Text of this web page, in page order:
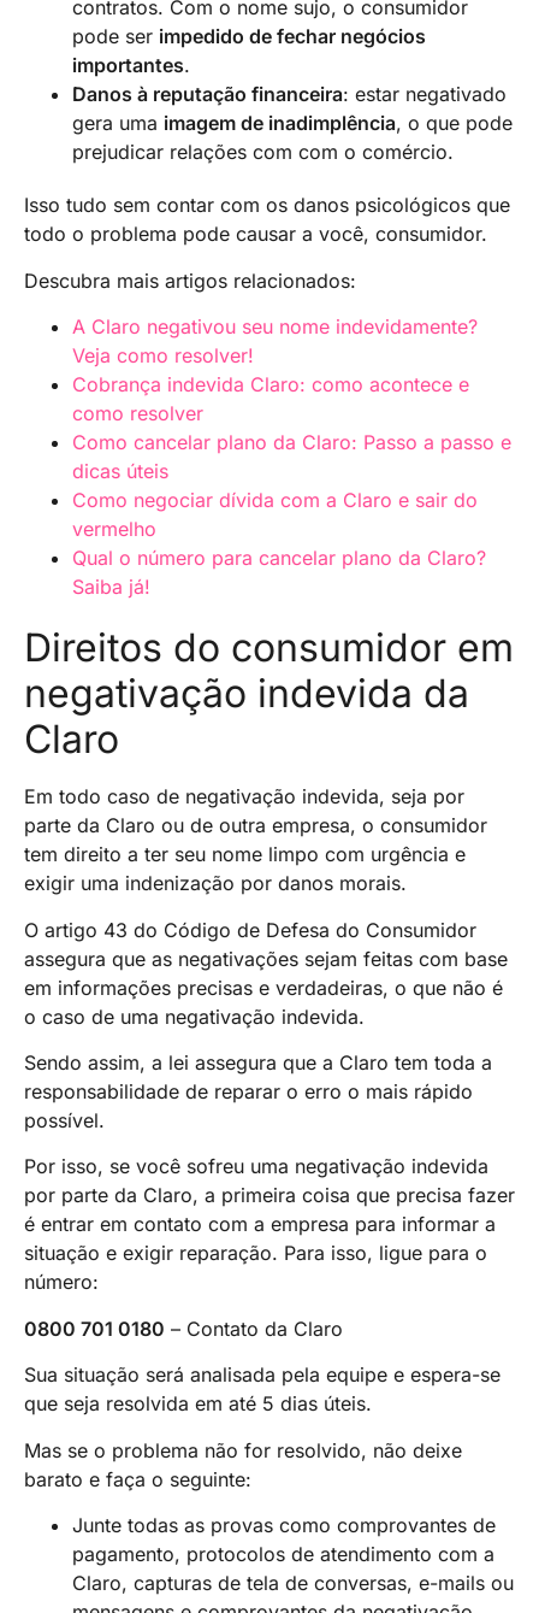
contratos. Com o nome sujo, o consumidor
pode ser impedido de fechar negócios
importantes.
Danos à reputação financeira: estar negativado
gera uma imagem de inadimplência, o que pode
prejudicar relações com com o comércio.
Isso tudo sem contar com os danos psicológicos que
todo o problema pode causar a você, consumidor.
Descubra mais artigos relacionados:
A Claro negativou seu nome indevidamente?
Veja como resolver!
Cobrança indevida Claro: como acontece e
como resolver
Como cancelar plano da Claro: Passo a passo e
dicas úteis
Como negociar dívida com a Claro e sair do
vermelho
Qual o número para cancelar plano da Claro?
Saiba já!
Direitos do consumidor em
negativação indevida da
Claro
Em todo caso de negativação indevida, seja por
parte da Claro ou de outra empresa, o consumidor
tem direito a ter seu nome limpo com urgência e
exigir uma indenização por danos morais.
O artigo 43 do Código de Defesa do Consumidor
assegura que as negativações sejam feitas com base
em informações precisas e verdadeiras, o que não é
o caso de uma negativação indevida.
Sendo assim, a lei assegura que a Claro tem toda a
responsabilidade de reparar o erro o mais rápido
possível.
Por isso, se você sofreu uma negativação indevida
por parte da Claro, a primeira coisa que precisa fazer
é entrar em contato com a empresa para informar a
situação e exigir reparação. Para isso, ligue para o
número:
0800 701 0180 – Contato da Claro
Sua situação será analisada pela equipe e espera-se
que seja resolvida em até 5 dias úteis.
Mas se o problema não for resolvido, não deixe
barato e faça o seguinte:
Junte todas as provas como comprovantes de
pagamento, protocolos de atendimento com a
Claro, capturas de tela de conversas, e-mails ou